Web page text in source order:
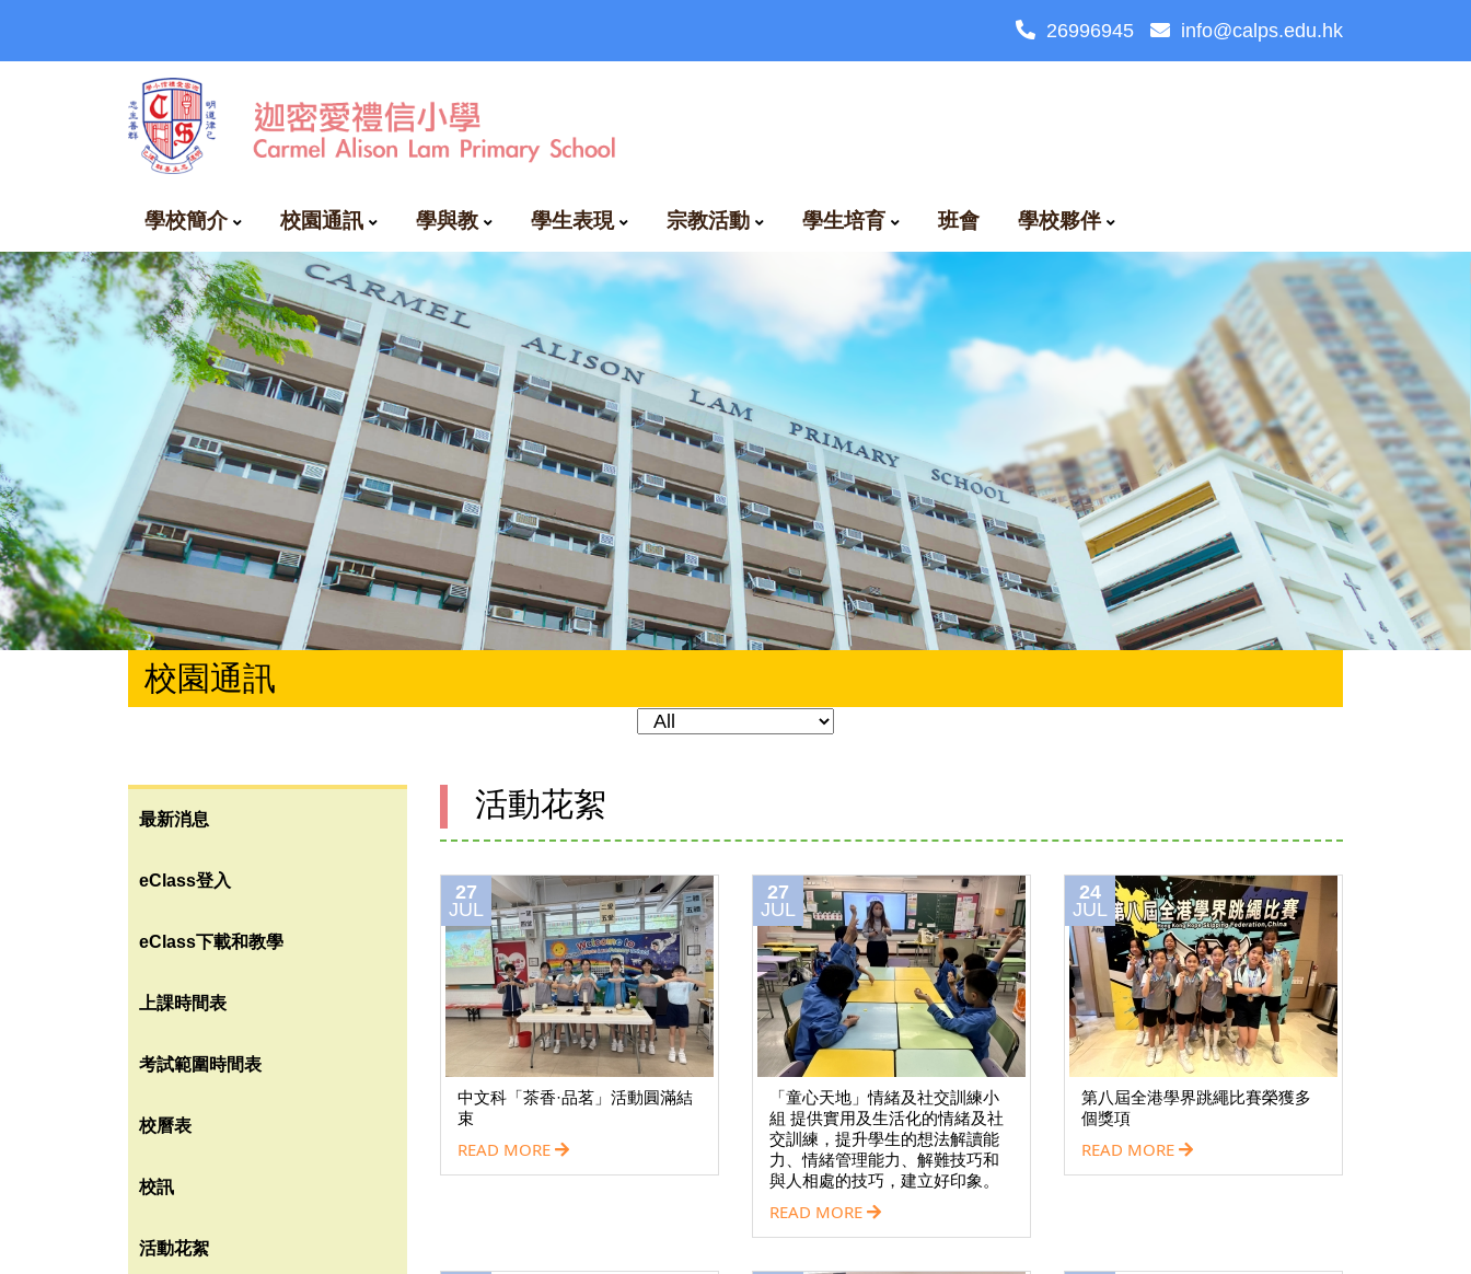
26996945 info@calps.edu.hk
學校簡介 校園通訊 學與教 學生表現 宗教活動 學生培育 班會 學校夥伴
校園通訊
最新消息
eClass登入
eClass下載和教學
上課時間表
考試範圍時間表
校曆表
校訊
活動花絮
活動花絮
27
JUL
中文科「茶香·品茗」活動圓滿結
束
READ MORE
27
JUL
「童心天地」情緒及社交訓練小
組 提供實用及生活化的情緒及社
交訓練，提升學生的想法解讀能
力、情緒管理能力、解難技巧和
與人相處的技巧，建立好印象。
READ MORE
24
JUL
第八屆全港學界跳繩比賽榮獲多
個獎項
READ MORE